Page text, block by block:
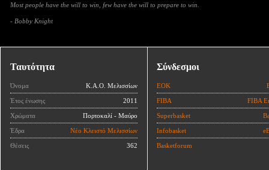
Most people have the will to win, few have the will to prepare to win.
- Bobby Knight
Ταυτότητα
Όνομα Κ.Α.Ο. Μελισσίων
Έτος ένωσης 2011
Χρώματα Πορτοκαλί - Μαύρο
Έδρα Νέο Κλειστό Μελισσίων
Θέσεις 362
Σύνδεσμοι
ΕΟΚ
FIBA FIBA
Superbasket
Infobasket
Basketforum